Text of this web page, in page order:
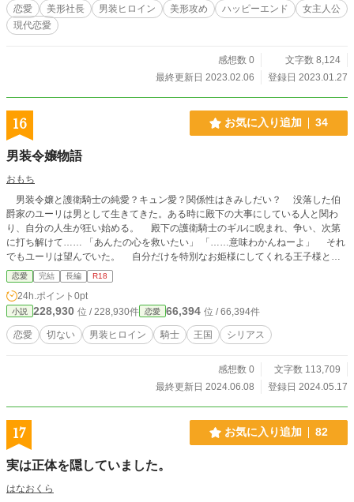
恋愛 美形社長 男装ヒロイン 美形攻め ハッピーエンド
女主人公
現代恋愛
感想数 0
文字数 8,124
最終更新日 2023.02.06
登録日 2023.01.27
16 お気に入り追加 34
男装令嬢物語
おもち
男装令嬢と護衛騎士の純愛？キュン愛？関係性はきみしだい？ 没落した伯
爵家のユーリは男として生きてきた。ある時に殿下の大事にしている人と関わ
り、自分の人生が狂い始める。 殿下の護衛騎士のギルに睨まれ、争い、次第
に打ち解けて…… 「あんたの心を救いたい」 「……意味わかんねーよ」 それ
でもユーリは望んでいた。 自分だけを特別なお姫様にしてくれる王子様との
出会いをーーーー。 心に闇を抱える令嬢と騎士の想いは結ばれるのか。 時
に甘く、切なく、紡がれる物語。 ※カクヨム、エブリスタにも載せている作品
です。
恋愛 完結 長編 R18
24h.ポイント 0pt
小説 228,930 位 / 228,930件 恋愛 66,394 位 / 66,394件
恋愛 切ない 男装ヒロイン 騎士 王国 シリアス
感想数 0
文字数 113,709
最終更新日 2024.06.08
登録日 2024.05.17
17 お気に入り追加 82
実は正体を隠していました。
はなおくら